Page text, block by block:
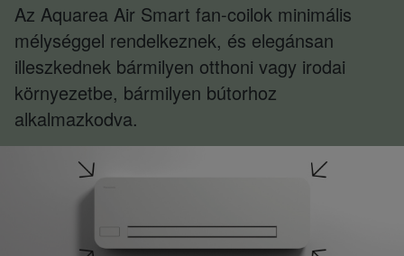
Az Aquarea Air Smart fan-coilok minimális
mélységgel rendelkeznek, és elegánsan
illeszkednek bármilyen otthoni vagy irodai
környezetbe, bármilyen bútorhoz
alkalmazkodva.